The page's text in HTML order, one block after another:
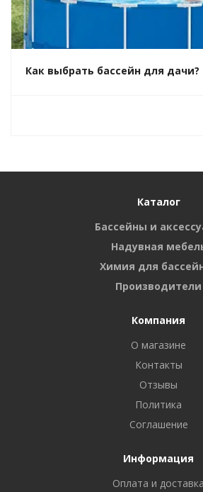
Как выбрать бассейн для дачи?
Каталог
Бассейны и
Надувная
Химия для
Производители
Компания
О магазине
Контакты
Отзывы
Политика
Соглашение
Информация
Оплата и доставка